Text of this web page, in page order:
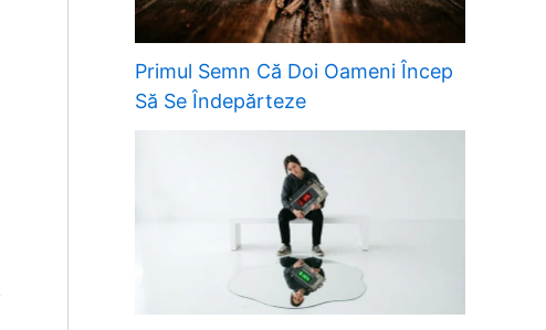
Primul Semn Că Doi Oameni Încep
Să Se Îndepărteze